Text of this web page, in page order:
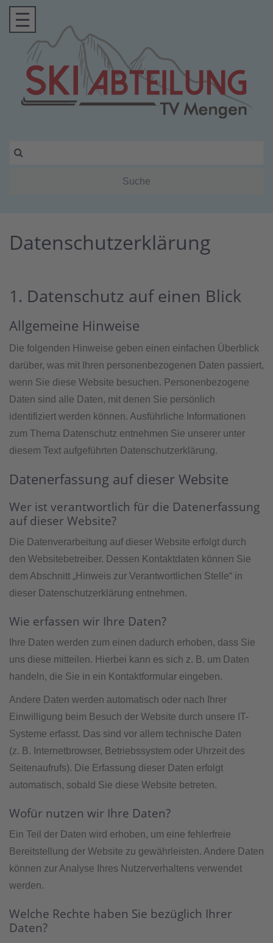
Datenschutzerklärung
1. Datenschutz auf einen Blick
Allgemeine Hinweise
Die folgenden Hinweise geben einen einfachen Überblick
darüber, was mit Ihren personenbezogenen Daten passiert,
wenn Sie diese Website besuchen. Personenbezogene
Daten sind alle Daten, mit denen Sie persönlich
identifiziert werden können. Ausführliche Informationen
zum Thema Datenschutz entnehmen Sie unserer unter
diesem Text aufgeführten Datenschutzerklärung.
Datenerfassung auf dieser Website
Wer ist verantwortlich für die Datenerfassung
auf dieser Website?
Die Datenverarbeitung auf dieser Website erfolgt durch
den Websitebetreiber. Dessen Kontaktdaten können Sie
dem Abschnitt „Hinweis zur Verantwortlichen Stelle“ in
dieser Datenschutzerklärung entnehmen.
Wie erfassen wir Ihre Daten?
Ihre Daten werden zum einen dadurch erhoben, dass Sie
uns diese mitteilen. Hierbei kann es sich z. B. um Daten
handeln, die Sie in ein Kontaktformular eingeben.
Andere Daten werden automatisch oder nach Ihrer
Einwilligung beim Besuch der Website durch unsere IT-
Systeme erfasst. Das sind vor allem technische Daten
(z. B. Internetbrowser, Betriebssystem oder Uhrzeit des
Seitenaufrufs). Die Erfassung dieser Daten erfolgt
automatisch, sobald Sie diese Website betreten.
Wofür nutzen wir Ihre Daten?
Ein Teil der Daten wird erhoben, um eine fehlerfreie
Bereitstellung der Website zu gewährleisten. Andere Daten
können zur Analyse Ihres Nutzerverhaltens verwendet
werden.
Welche Rechte haben Sie bezüglich Ihrer
Daten?